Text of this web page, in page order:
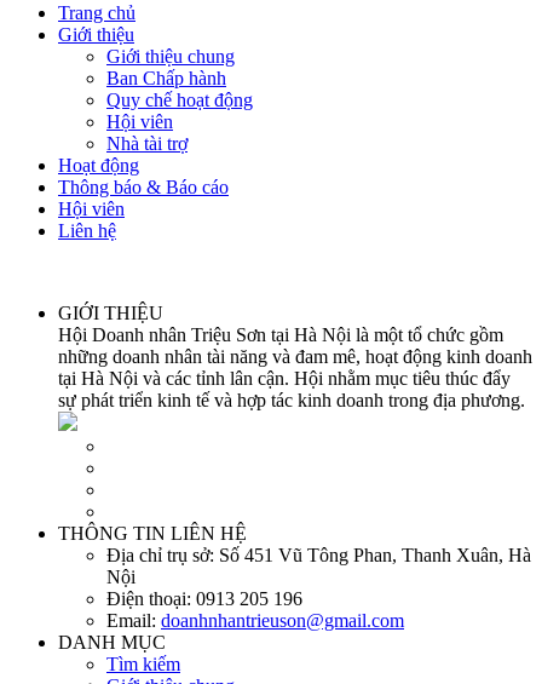
Trang chủ
Giới thiệu
Giới thiệu chung
Ban Chấp hành
Quy chế hoạt động
Hội viên
Nhà tài trợ
Hoạt động
Thông báo & Báo cáo
Hội viên
Liên hệ
GIỚI THIỆU
Hội Doanh nhân Triệu Sơn tại Hà Nội là một tổ chức gồm
những doanh nhân tài năng và đam mê, hoạt động kinh doanh
tại Hà Nội và các tỉnh lân cận. Hội nhằm mục tiêu thúc đẩy
sự phát triển kinh tế và hợp tác kinh doanh trong địa phương.
THÔNG TIN LIÊN HỆ
Địa chỉ trụ sở: Số 451 Vũ Tông Phan, Thanh Xuân, Hà
Nội
Điện thoại: 0913 205 196
Email: doanhnhantrieuson@gmail.com
DANH MỤC
Tìm kiếm